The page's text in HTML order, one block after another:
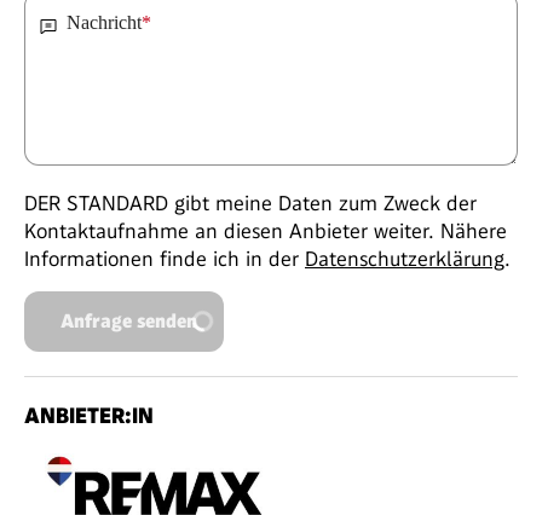
Nachricht*
DER STANDARD gibt meine Daten zum Zweck der
Kontaktaufnahme an diesen Anbieter weiter. Nähere
Informationen finde ich in der Datenschutzerklärung.
Anfrage senden
ANBIETER:IN